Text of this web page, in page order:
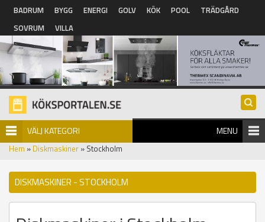
Hoppa till huvudinnehåll
BADRUM BYGG ENERGI GOLV KÖK POOL
TRÄDGÅRD
SOVRUM
VILLA
VÄLJ KATEGORI MENU
Hem » Diskmaskiner » Stockholm
DISKMASKINER - STOCKHOLM